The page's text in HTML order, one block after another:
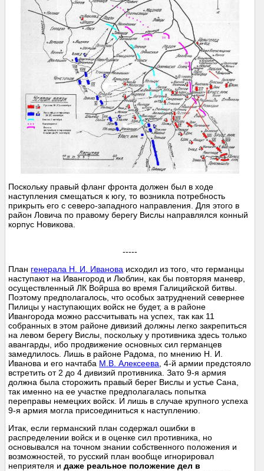
Поскольку правый фланг фронта должен был в ходе
наступления смещаться к югу, то возникла потребность
прикрыть его с северо-западного направления. Для этого в
район Ловича по правому берегу Вислы направлялся конный
корпус Новикова.
-----
План генерала Н. И. Иванова исходил из того, что германцы
наступают на Ивангород и Люблин, как бы повторяя маневр,
осуществленный ЛК Войрша во время Галицийской битвы.
Поэтому предполагалось, что особых затруднений севернее
Пилицы у наступающих войск не будет, а в районе
Ивангорода можно рассчитывать на успех, так как 11
собранных в этом районе дивизий должны легко закрепиться
на левом берегу Вислы, поскольку у противника здесь только
авангарды, ибо продвижение основных сил германцев
замедлилось. Лишь в районе Радома, по мнению Н. И.
Иванова и его начтаба М.В. Алексеева, 4-й армии предстояло
встретить от 2 до 4 дивизий противника. Зато 9-я армия
должна была сторожить правый берег Вислы и устье Сана,
так именно на ее участке предполагалась попытка
переправы немецких войск. И лишь в случае крупного успеха
9-я армия могла присоединиться к наступлению.
Итак, если германский план содержал ошибки в
распределении войск и в оценке сил противника, но
основывался на точном знании собственного положения и
возможностей, то русский план вообще игнорировал
неприятеля идаже реальное положение дел в